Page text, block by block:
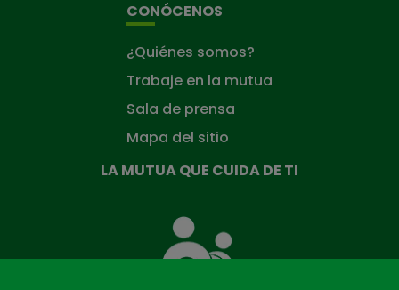
CONÓCENOS
¿Quiénes somos?
Trabaje en la mutua
Sala de prensa
Mapa del sitio
LA MUTUA QUE CUIDA DE TI
Mutua
que